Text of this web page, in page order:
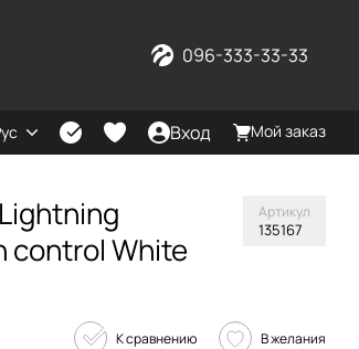
096-333-33-33
Вход Мой заказ
control White
Артикул
135167
К сравнению В желания